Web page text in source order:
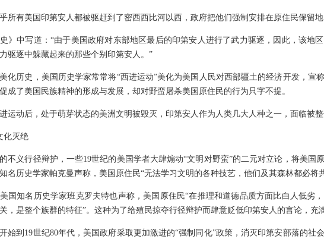
所有美国印第安人都被驱赶到了密西西比河以西，政府把他们强制安排在原住民保留地
史》中写道：“由于美国政府对东部地区最后的印第安人进行了武力驱逐，因此，该地
驱逐中躲藏起来的那些个别印第安人。”
化历史，美国历史学家常常将“西进运动”美化为美国人民对西部疆土的经济开发，宣
成了美国民族精神的形成与发展，却对野蛮屠杀美国原住民的行为只字不提。
运动后，处于萌芽状态的美洲文明被毁灭，印第安人作为人类几大人种之一，面临被整
化灭绝
不义行径辩护，一些19世纪的美国学者大肆煽动“文明对野蛮”的二元对立论，将美国
名历史学家帕克曼声称，美国原住民“无法学习文明的各种技艺，他们及其森林都必将共
国知名历史学家班克罗夫特也声称，美国原住民“在推理和道德品质方面比白人低劣
，是整个族群的特征”。这种为了给殖民掠夺行径辩护而肆意贬低印第安人的言论，充
始到19世纪80年代，美国政府采取更加激进的“强制同化”政策，消灭印第安部落的社